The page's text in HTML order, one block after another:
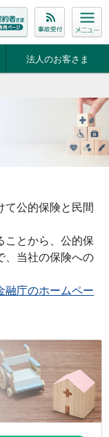
法人のお客さま
て公的保険と民間
ことから、公的保
、当社の保険への
融庁のホームペー